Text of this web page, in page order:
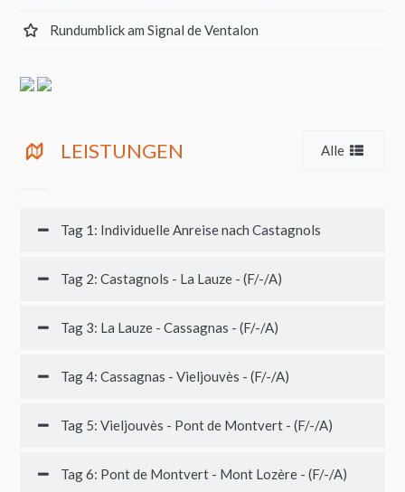
Rundumblick am Signal de Ventalon
LEISTUNGEN Alle
Tag 1: Individuelle Anreise nach Castagnols
Tag 2: Castagnols - La Lauze - (F/-/A)
Tag 3: La Lauze - Cassagnas - (F/-/A)
Tag 4: Cassagnas - Vieljouvès - (F/-/A)
Tag 5: Vieljouvès - Pont de Montvert - (F/-/A)
Tag 6: Pont de Montvert - Mont Lozère - (F/-/A)